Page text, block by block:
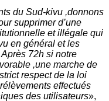
du Sud-kivu ,donnons
supprimer d’une
et illégale qui
en général et les
72h si notre
,une marche de
respect de la loi
effectués
des utilisateurs»,